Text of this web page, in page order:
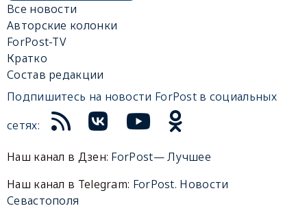
Все новости
Авторские колонки
ForPost-TV
Кратко
Состав редакции
Подпишитесь на новости ForPost в социальных
сетях:
Наш канал в Дзен: ForPost— Лучшее
Наш канал в Telegram: ForPost. Новости
Севастополя